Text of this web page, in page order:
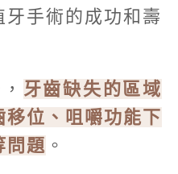
手術的成功和壽
牙齒缺失的區域
位、咀嚼功能下
問題 。